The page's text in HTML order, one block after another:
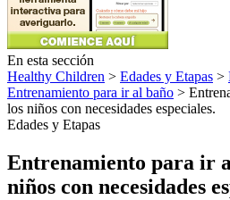
En esta sección
Healthy Children > Edades y Etapas >
Entrenamiento para ir al baño >
los niños con necesidades especiales.
Edades y Etapas
Entrenamiento para ir
niños con necesidades